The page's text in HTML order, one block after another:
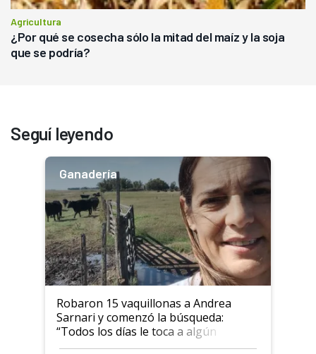
Agricultura
¿Por qué se cosecha sólo la mitad del maíz y la soja
que se podría?
Seguí leyendo
Ganadería
Robaron 15 vaquillonas a Andrea
Sarnari y comenzó la búsqueda:
“Todos los días le toca a algún
productor”